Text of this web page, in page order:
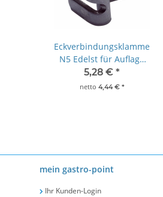
Eckverbindungsklammer
N5 Edelst für Auflage
Drahtrost
5,28 € *
netto 4,44 € *
mein gastro-point
Ihr Kunden-Login